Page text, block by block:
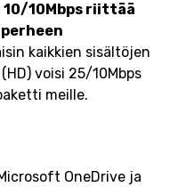
10Mbps riittää
kaikkien sisältöjen
voisi 25/10Mbps
meille.
OneDrive ja